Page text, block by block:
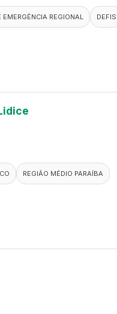
REGIONAL
DEFIS
REGIÃO MÉDIO PARAÍBA